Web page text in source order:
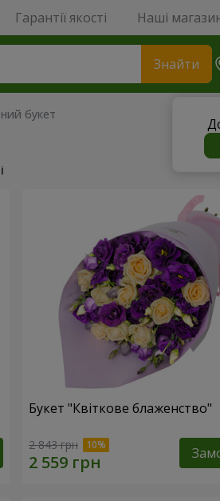
Гарантії якості Наші
Знайти
букет
Букет "Квіткове блаженство"
2 843 грн